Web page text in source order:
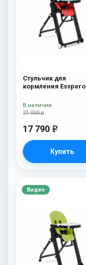
Стульчик для
кормления Esspero
21 000 р
17 790 e
Купить
В наличии
Видео